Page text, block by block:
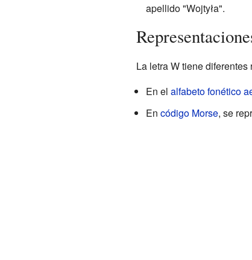
apellido "Wojtyła".
La letra W tiene
En el alfabeto fonético
En código Morse, se